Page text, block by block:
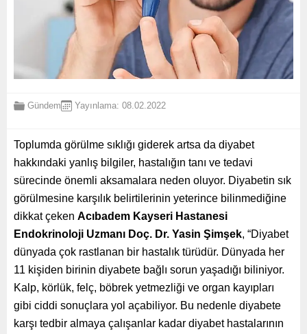
Gündem Yayınlama: 08.02.2022
Toplumda görülme sıklığı giderek artsa da diyabet
hakkındaki yanlış bilgiler, hastalığın tanı ve tedavi
sürecinde önemli aksamalara neden oluyor. Diyabetin sık
görülmesine karşılık belirtilerinin yeterince bilinmediğine
dikkat çeken Acıbadem Kayseri Hastanesi
Endokrinoloji Uzmanı Doç. Dr. Yasin Şimşek, “Diyabet
dünyada çok rastlanan bir hastalık türüdür. Dünyada her
11 kişiden birinin diyabete bağlı sorun yaşadığı biliniyor.
Kalp, körlük, felç, böbrek yetmezliği ve organ kayıpları
gibi ciddi sonuçlara yol açabiliyor. Bu nedenle diyabete
karşı tedbir almaya çalışanlar kadar diyabet hastalarının